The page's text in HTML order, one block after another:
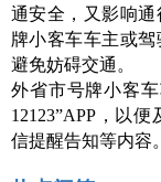
通安全，又影响
牌小客车车主或驾
避免妨碍交通。
外省市号牌小客
12123”APP，以
信提醒告知等内容。